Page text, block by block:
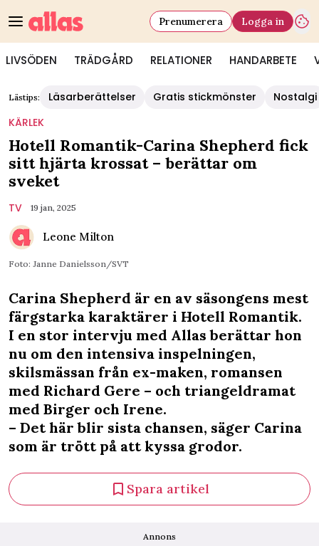
LIVSÖDEN TRÄDGÅRD RELATIONER HANDARBETE
Prenumerera Logga in
Lästips: Läsarberättelser Gratis stickmönster
Nostalgi
KÄRLEK
Hotell Romantik-Carina Shepherd fick
sitt hjärta krossat – berättar om
sveket
TV 19 jan, 2025
Leone Milton
Foto: Janne Danielsson/SVT
Carina Shepherd är en av säsongens mest
färgstarka karaktärer i Hotell Romantik.
I en stor intervju med Allas berättar hon
nu om den intensiva inspelningen,
skilsmässan från ex-maken, romansen
med Richard Gere – och triangeldramat
med Birger och Irene.
– Det här blir sista chansen, säger Carina
som är trött på att kyssa grodor.
Spara artikel
Annons